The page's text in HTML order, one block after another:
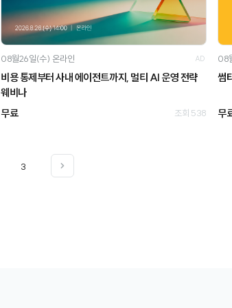
08월26일(수) 온라인 AD
비용 통제부터 사내 에이전트까지, 멀티 AI 운영 전략
웨비나
무료
조회 538
08
썸
무
3